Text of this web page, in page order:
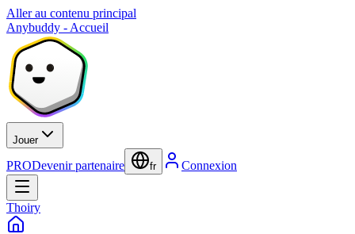
Aller au contenu principal
Anybuddy - Accueil
Jouer
PRODevenir partenaire fr Connexion
Thoiry